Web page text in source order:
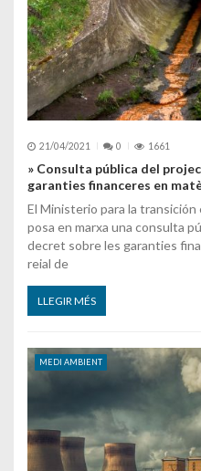
21/04/2021 0 1661
» Consulta pública del
garanties financeres en
El Ministerio para la
posa en marxa una consulta
decret sobre les garanties
reial de
LLEGIR MÉS
MEDI AMBIENT